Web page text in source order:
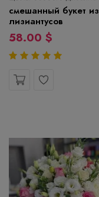
смешанный букет из
лизиантусов
58.00 $